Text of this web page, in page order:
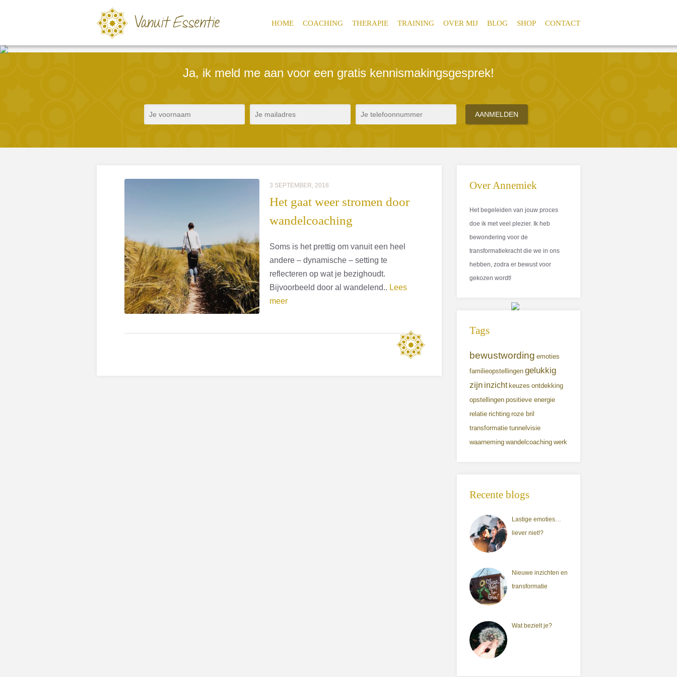
HOME COACHING THERAPIE TRAINING OVER MIJ BLOG SHOP CONTACT
Ja, ik meld me aan voor een gratis kennismakingsgesprek!
3 SEPTEMBER, 2018
Het gaat weer stromen door
wandelcoaching
Soms is het prettig om vanuit een heel
andere – dynamische – setting te
reflecteren op wat je bezighoudt.
Bijvoorbeeld door al wandelend.. Lees
meer
Over Annemiek
Het begeleiden van jouw proces
doe ik met veel plezier. Ik heb
bewondering voor de
transformatiekracht die we in ons
hebben, zodra er bewust voor
gekozen wordt!
Tags
bewustwording emoties
familieopstellingen gelukkig
zijn inzicht keuzes ontdekking
opstellingen positieve energie
relatie richting roze bril
transformatie tunnelvisie
waarneming wandelcoaching werk
Recente blogs
Lastige emoties…
liever niet!?
Nieuwe inzichten en
transformatie
Wat bezielt je?